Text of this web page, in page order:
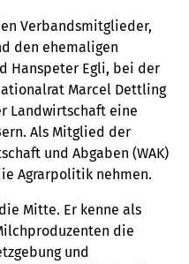
Verbandsmitglieder,
den ehemaligen
Hanspeter Egli, bei der
Marcel Dettling
Landwirtschaft eine
Als Mitglied der
und Abgaben (WAK)
Agrarpolitik nehmen.
Mitte. Er kenne als
die
und